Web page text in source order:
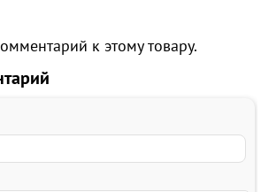
к этому товару.